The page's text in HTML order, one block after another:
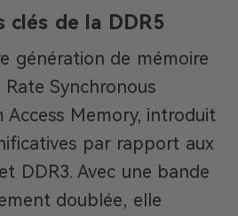
clés de la DDR5
génération de mémoire
Synchronous
Access Memory, introduit
par rapport aux
DDR3. Avec une bande
doublée, elle